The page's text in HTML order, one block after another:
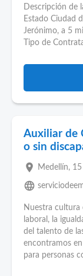
Descripción de
Estado Ciudad
Jerónimo, a 5
Tipo de
Auxiliar de
o sin
place Medellín,
language
Nuestra cultura
laboral, la
del talento de
encontramos
para personas